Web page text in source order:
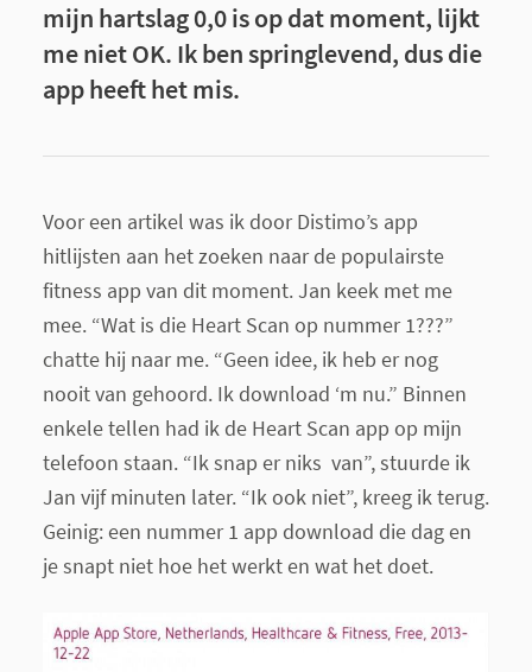
mijn hartslag 0,0 is op dat moment, lijkt
me niet OK. Ik ben springlevend, dus die
app heeft het mis.
Voor een artikel was ik door Distimo’s app
hitlijsten aan het zoeken naar de populairste
fitness app van dit moment. Jan keek met me
mee. “Wat is die Heart Scan op nummer 1???”
chatte hij naar me. “Geen idee, ik heb er nog
nooit van gehoord. Ik download ‘m nu.” Binnen
enkele tellen had ik de Heart Scan app op mijn
telefoon staan. “Ik snap er niks van”, stuurde ik
Jan vijf minuten later. “Ik ook niet”, kreeg ik terug.
Geinig: een nummer 1 app download die dag en
je snapt niet hoe het werkt en wat het doet.